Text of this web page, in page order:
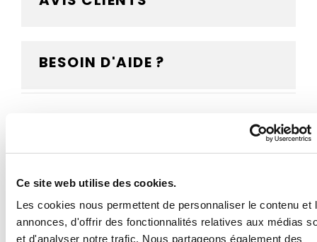
Ce site web utilise des cookies.
Les cookies nous permettent de personnaliser le contenu et
annonces, d'offrir des fonctionnalités relatives aux médias
et d'analyser notre trafic. Nous partageons également des
BESOIN D'AIDE ?
Ce drapeau Belgique est destiné à être tenu à la main
grâce à sa hampe en bois fournie. Le bâton en bois
vous permettra de tenir et d'agiter le drapeau, ou tout
intérieur. Confectionné dans une maille polyester
qualitative, il est résistant au vent, aux intempéries et
aux UV. Vous avez le choix parmi 5 dimensions
différentes pour votre drapeau, ainsi que 2